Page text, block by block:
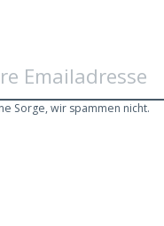
Sorge, wir spammen nicht.